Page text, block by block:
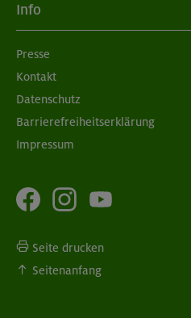
Info
Presse
Kontakt
Datenschutz
Barrierefreiheitserklärung
Impressum
Seite drucken
Seitenanfang